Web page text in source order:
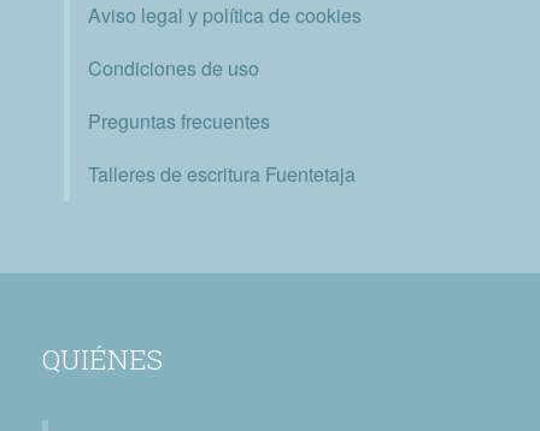
Aviso legal y política de cookies
Condiciones de uso
Preguntas frecuentes
Talleres de escritura Fuentetaja
QUIÉNES